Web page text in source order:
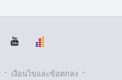
· เงื่อนไขและข้อตกลง ·